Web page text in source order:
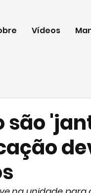
Vídeos
são